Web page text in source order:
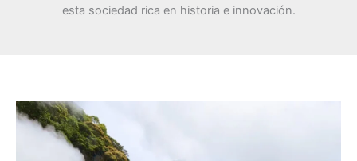
esta sociedad rica en historia e innovación.
Experiencia
única: